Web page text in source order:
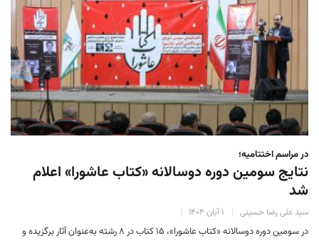
در مراسم اختتامیه؛
نتایج سومین دوره‌ دوسالانه‌ «کتاب عاشورا» اعلام
شد
سید علی رضا حسینی ۱ آبان ۱۴۰۴
در سومین دوره‌ دوسالانه‌ «کتاب عاشورا»، ۱۵ کتاب در ۸ رشته به‌عنوان آثار برگزیده و